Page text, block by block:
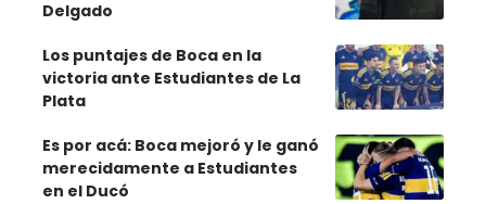
Delgado
Los puntajes de Boca en la
victoria ante Estudiantes de La
Plata
Es por acá: Boca mejoró y le ganó
merecidamente a Estudiantes
en el Ducó